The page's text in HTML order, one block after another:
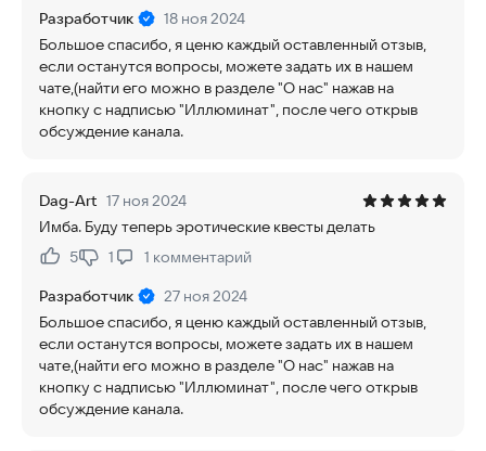
Разработчик
18 ноя 2024
Большое спасибо, я ценю каждый оставленный отзыв,
если останутся вопросы, можете задать их в нашем
чате,(найти его можно в разделе "О нас" нажав на
кнопку с надписью "Иллюминат", после чего открыв
обсуждение канала.
Dag-Art 17 ноя 2024
Имба. Буду теперь эротические квесты делать
Нравится:
5Не нравится:
1 1 комментарий
Разработчик
27 ноя 2024
Большое спасибо, я ценю каждый оставленный отзыв,
если останутся вопросы, можете задать их в нашем
чате,(найти его можно в разделе "О нас" нажав на
кнопку с надписью "Иллюминат", после чего открыв
обсуждение канала.